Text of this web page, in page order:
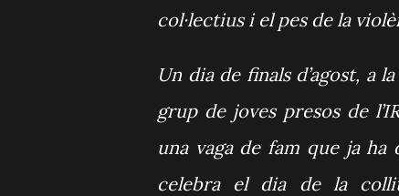
col·lectius i el pes de la
Un dia de finals d’agost, a
grup de joves presos de
una vaga de fam que ja
celebra el dia de la